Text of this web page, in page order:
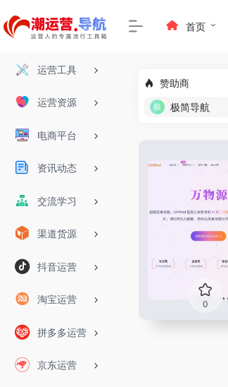
运营工具
运营资源
电商平台
资讯动态
交流学习
渠道货源
抖音运营
淘宝运营
拼多多运营
京东运营
首页
赞助商
极简导航
0